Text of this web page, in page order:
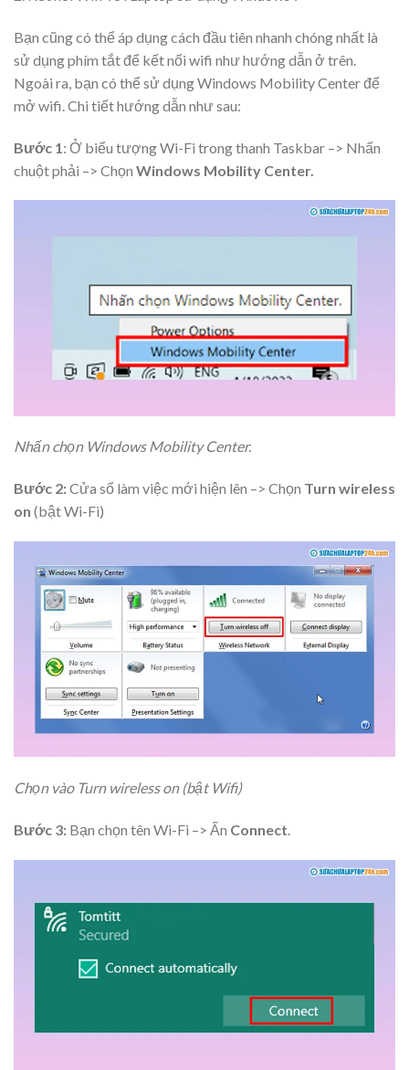
Bạn cũng có thể áp dụng cách đầu tiên nhanh chóng nhất là
sử dụng phím tắt để kết nối wifi như hướng dẫn ở trên.
Ngoài ra, bạn có thể sử dụng Windows Mobility Center để
mở wifi. Chi tiết hướng dẫn như sau:
Bước 1 : Ở biểu tượng Wi-Fi trong thanh Taskbar –> Nhấn
chuột phải –> Chọn Windows Mobility Center.
Nhấn chọn Windows Mobility Center.
Bước 2:Cửa sổ làm việc mới hiện lên –> Chọn Turn wireless
on (bật Wi-Fi)
Chọn vào Turn wireless on (bật Wifi)
Bước 3: Bạn chọn tên Wi-Fi –> Ấn Connect.